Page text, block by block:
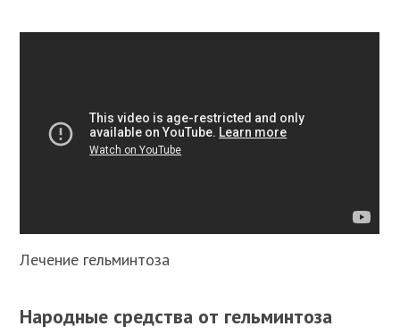
Лечение гельминтоза
Народные средства от гельминтоза